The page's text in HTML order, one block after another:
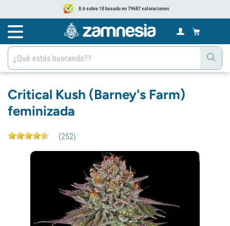
8.6 sobre 10 basado en 79687 valoraciones
Critical Kush (Barney's Farm)
feminizada
(252)